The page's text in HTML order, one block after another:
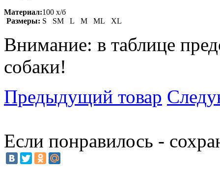
Материал:100 х/б
Размеры: S SM L M ML XL
Внимание: в таблице
собаки!
Предыдущий товар
Если понравилось -